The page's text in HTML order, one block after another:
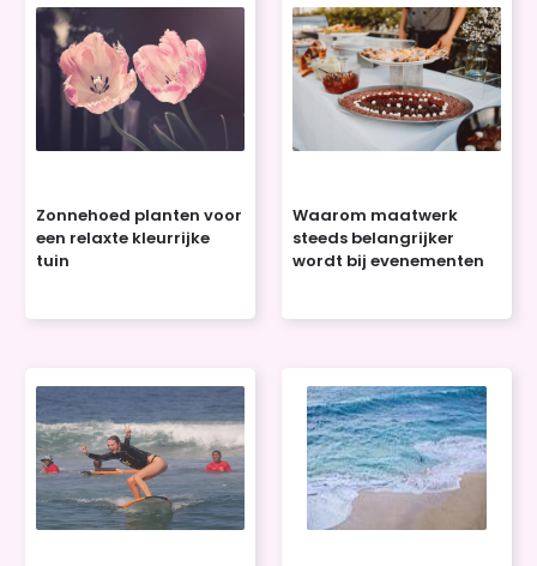
Zonnehoed planten voor
een relaxte kleurrijke
tuin
Waarom maatwerk
steeds belangrijker
wordt bij evenementen